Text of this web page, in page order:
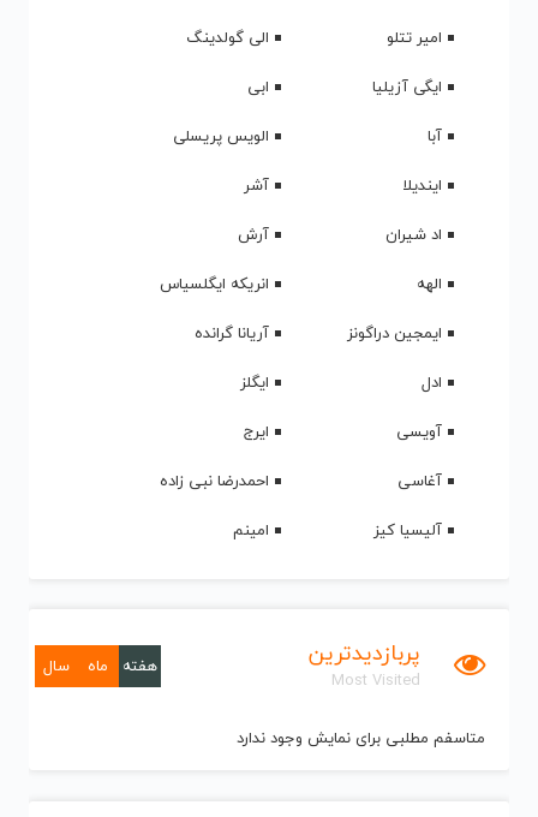
امیر تتلو
الی گولدینگ
ایگی آزیلیا
ابی
آبا
الویس پریسلی
ایندیلا
آشر
اد شیران
آرش
الهه
انریکه ایگلسیاس
ایمجین دراگونز
آریانا گرانده
ادل
ایگلز
آویسی
ایرج
آغاسی
احمدرضا نبی زاده
آلیسیا کیز
امینم
پربازدیدترین
Most Visited
هفته ماه سال
متاسفم مطلبی برای نمایش وجود ندارد